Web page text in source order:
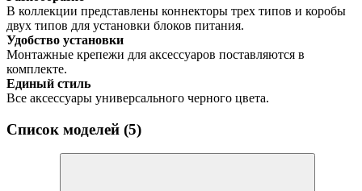
В коллекции представлены коннекторы трех типов и коробы
двух типов для установки блоков питания.
Удобство установки
Монтажные крепежи для аксессуаров поставляются в
комплекте.
Единый стиль
Все аксессуары универсального черного цвета.
Список моделей (5)